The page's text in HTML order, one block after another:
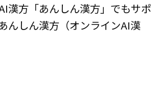
漢方「あんしん漢方」でもサポ
んしん漢方（オンラインAI漢